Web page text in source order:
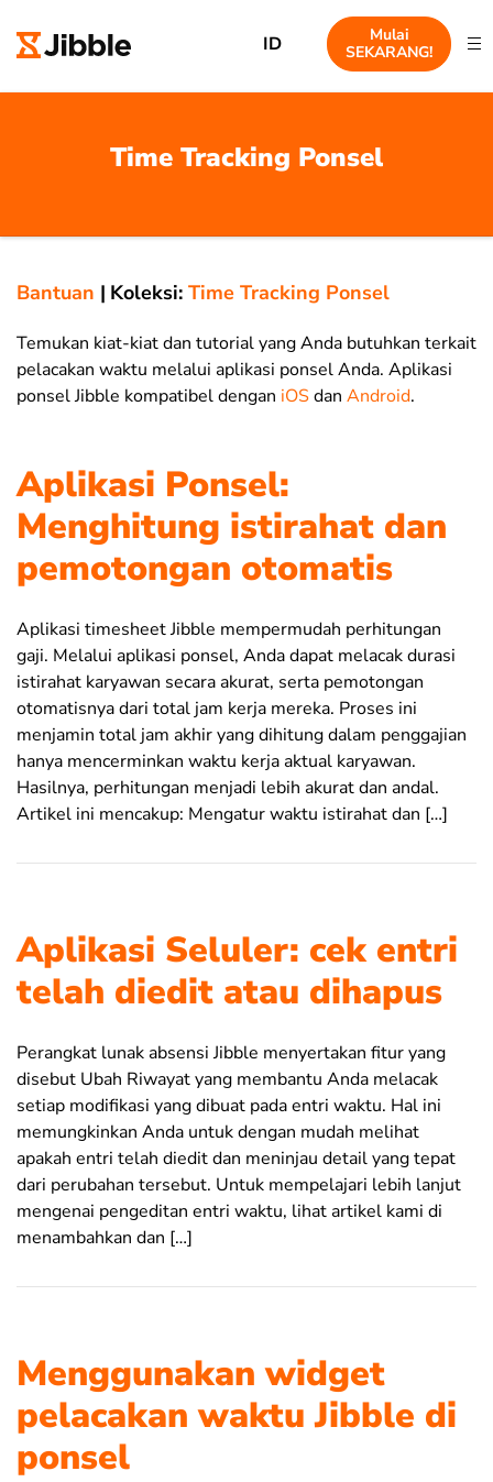
ID
Mulai
SEKARANG!
Time Tracking Ponsel
Bantuan | Koleksi: Time Tracking Ponsel
Temukan kiat-kiat dan tutorial yang Anda butuhkan terkait
pelacakan waktu melalui aplikasi ponsel Anda. Aplikasi
ponsel Jibble kompatibel dengan iOSdan Android.
Aplikasi Ponsel:
Menghitung istirahat dan
pemotongan otomatis
Aplikasi timesheet Jibble mempermudah perhitungan
gaji. Melalui aplikasi ponsel, Anda dapat melacak durasi
istirahat karyawan secara akurat, serta pemotongan
otomatisnya dari total jam kerja mereka. Proses ini
menjamin total jam akhir yang dihitung dalam penggajian
hanya mencerminkan waktu kerja aktual karyawan.
Hasilnya, perhitungan menjadi lebih akurat dan andal.
Artikel ini mencakup: Mengatur waktu istirahat dan […]
Aplikasi Seluler: cek entri
telah diedit atau dihapus
Perangkat lunak absensi Jibble menyertakan fitur yang
disebut Ubah Riwayat yang membantu Anda melacak
setiap modifikasi yang dibuat pada entri waktu. Hal ini
memungkinkan Anda untuk dengan mudah melihat
apakah entri telah diedit dan meninjau detail yang tepat
dari perubahan tersebut. Untuk mempelajari lebih lanjut
mengenai pengeditan entri waktu, lihat artikel kami di
menambahkan dan […]
Menggunakan widget
pelacakan waktu Jibble di
ponsel